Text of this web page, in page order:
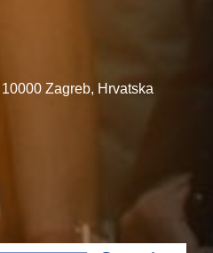
10000 Zagreb, Hrvatska